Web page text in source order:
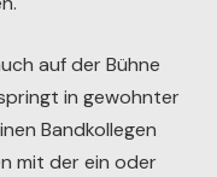
auf der Bühne
in gewohnter
Bandkollegen
mit der ein oder